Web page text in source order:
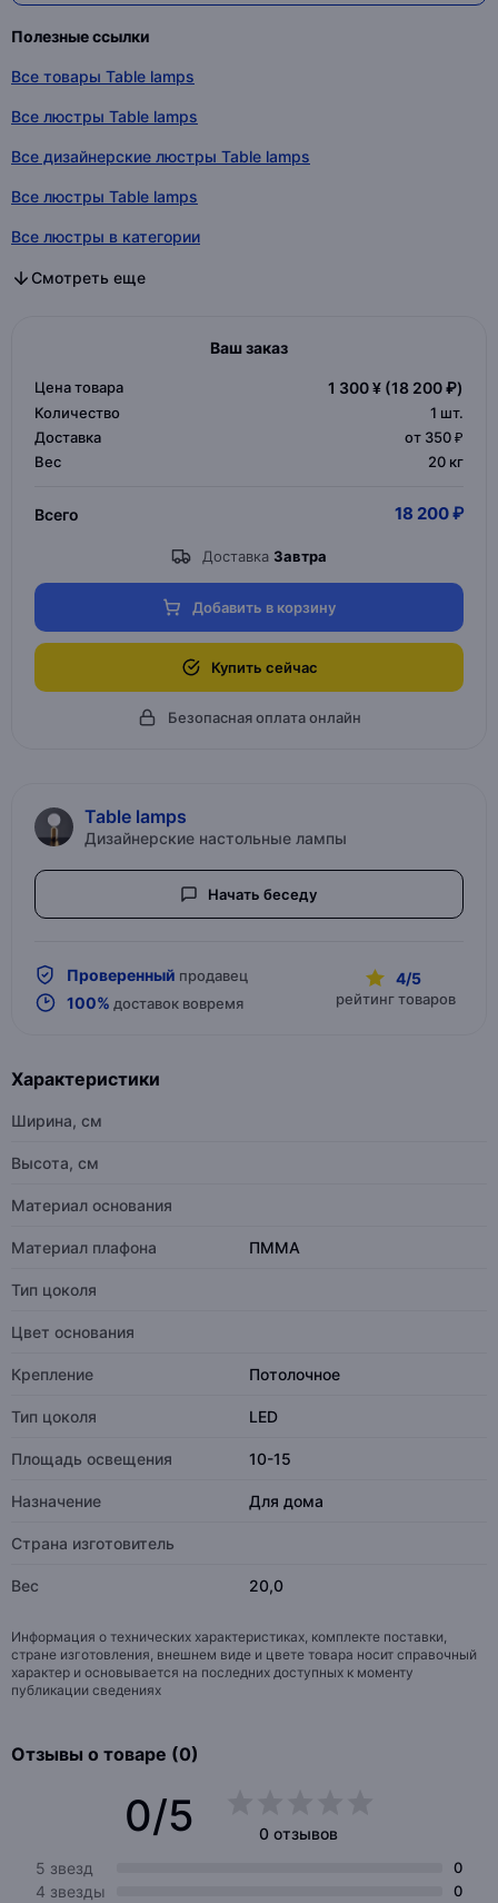
Полезные ссылки
Все товары Table lamps
Все люстры Table lamps
Все дизайнерские люстры Table lamps
Все люстры Table lamps
Все люстры в категории
Все дизайнерские люстры в категории
Все люстры в категории
Смотреть еще
Ваш заказ
Цена товара 1 300 ¥ (18 200 ₽)
Количество 1 шт.
Доставка
от 350 ₽
Вес
20 кг
Всего 18 200 ₽
Доставка Завтра
Добавить в корзину
Купить сейчас
Безопасная оплата онлайн
Table lamps
Дизайнерские настольные лампы
Начать беседу
Проверенный продавец
100% доставок вовремя
4/5
рейтинг товаров
Характеристики
Ширина, см
Высота, см
Материал основания
Материал плафона ПММА
Тип цоколя
Цвет основания
Крепление Потолочное
Тип цоколя LED
Площадь освещения 10-15
Назначение Для дома
Страна изготовитель
Вес 20,0
Информация о технических характеристиках, комплекте поставки,
стране изготовления, внешнем виде и цвете товара носит справочный
характер и основывается на последних доступных к моменту
публикации сведениях
Отзывы о товаре (0)
0/5
0 отзывов
5 звезд
0
4 звезды 0